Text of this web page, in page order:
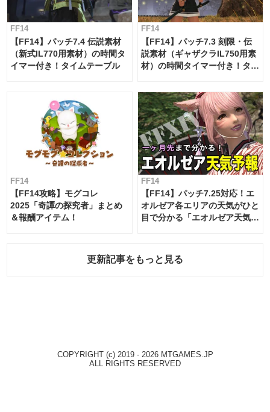
FF14
【FF14】パッチ7.4 伝説素材
（新式IL770用素材）の時間タ
イマー付き！タイムテーブル
FF14
【FF14】パッチ7.3 刻限・伝
説素材（ギャザクラIL750用素
材）の時間タイマー付き！タイ
FF14
【FF14攻略】モグコレ
2025「奇譚の探究者」まとめ
＆報酬アイテム！
FF14
【FF14】パッチ7.25対応！エ
オルゼア各エリアの天気がひと
目で分かる「エオルゼア天気予
更新記事をもっと見る
COPYRIGHT (c) 2019 - 2026 MTGAMES.JP
ALL RIGHTS RESERVED